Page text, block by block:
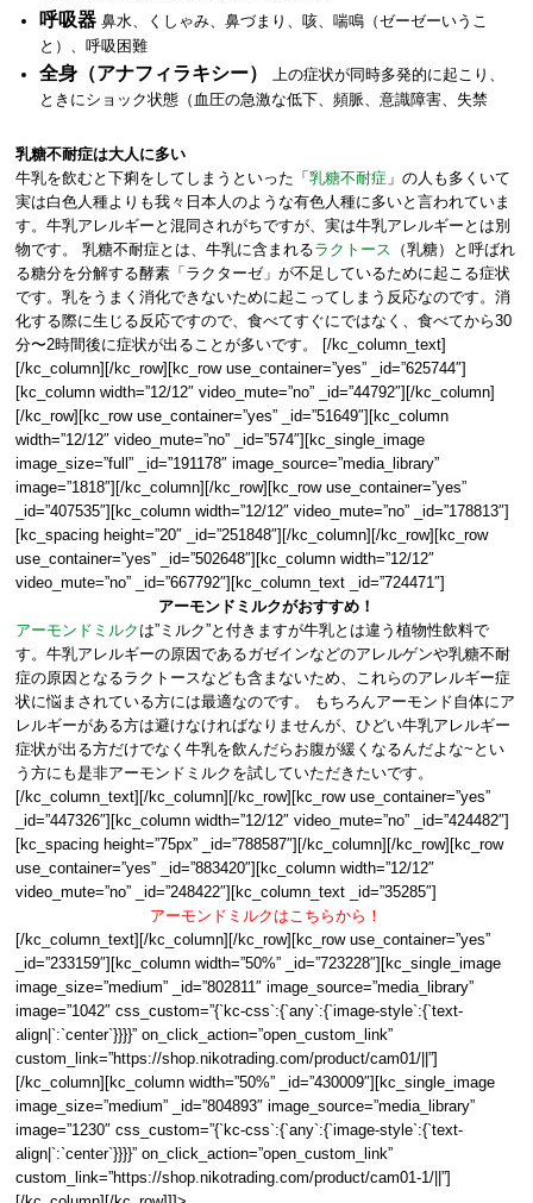
呼吸器鼻水、くしゃみ、鼻づまり、咳、喘鳴（ゼーゼーいうこ
と）、呼吸困難
全身（アナフィラキシー）
上の症状が同時多発的に起こり、
ときにショック状態（血圧の急激な低下、頻脈、意識障害、失禁
乳糖不耐症は大人に多い
牛乳を飲むと下痢をしてしまうといった「乳糖不耐症 」の人も多くいて
実は白色人種よりも我々日本人のような有色人種に多いと言われていま
す。牛乳アレルギーと混同されがちですが、実は牛乳アレルギーとは別
物です。 乳糖不耐症とは、牛乳に含まれるラクトース （乳糖）と呼ばれ
る糖分を分解する酵素「ラクターゼ」が不足しているために起こる症状
です。乳をうまく消化できないために起こってしまう反応なのです。消
化する際に生じる反応ですので、食べてすぐにではなく、食べてから30
分〜2時間後に症状が出ることが多いです。 [/kc_column_text]
[/kc_column][/kc_row][kc_row use_container=”yes” _id=”625744″]
[kc_column width=”12/12″ video_mute=”no” _id=”44792″][/kc_column]
[/kc_row][kc_row use_container=”yes” _id=”51649″][kc_column
width=”12/12″ video_mute=”no” _id=”574″][kc_single_image
image_size=”full” _id=”191178″ image_source=”media_library”
image=”1818″][/kc_column][/kc_row][kc_row use_container=”yes”
_id=”407535″][kc_column width=”12/12″ video_mute=”no” _id=”178813″]
[kc_spacing height=”20″ _id=”251848″][/kc_column][/kc_row][kc_row
use_container=”yes” _id=”502648″][kc_column width=”12/12″
video_mute=”no” _id=”667792″][kc_column_text _id=”724471″]
アーモンドミルクがおすすめ！
アーモンドミルク は”ミルク”と付きますが牛乳とは違う植物性飲料で
す。牛乳アレルギーの原因であるガゼインなどのアレルゲンや乳糖不耐
症の原因となるラクトースなども含まないため、これらのアレルギー症
状に悩まされている方には最適なのです。 もちろんアーモンド自体にア
レルギーがある方は避けなければなりませんが、ひどい牛乳アレルギー
症状が出る方だけでなく牛乳を飲んだらお腹が緩くなるんだよな~とい
う方にも是非アーモンドミルクを試していただきたいです。
[/kc_column_text][/kc_column][/kc_row][kc_row use_container=”yes”
_id=”447326″][kc_column width=”12/12″ video_mute=”no” _id=”424482″]
[kc_spacing height=”75px” _id=”788587″][/kc_column][/kc_row][kc_row
use_container=”yes” _id=”883420″][kc_column width=”12/12″
video_mute=”no” _id=”248422″][kc_column_text _id=”35285″]
アーモンドミルクはこちらから！
[/kc_column_text][/kc_column][/kc_row][kc_row use_container=”yes”
_id=”233159″][kc_column width=”50%” _id=”723228″][kc_single_image
image_size=”medium” _id=”802811″ image_source=”media_library”
image=”1042″ css_custom=”{`kc-css`:{`any`:{`image-style`:{`text-
align|`:`center`}}}}” on_click_action=”open_custom_link”
custom_link=”https://shop.nikotrading.com/product/cam01/||”]
[/kc_column][kc_column width=”50%” _id=”430009″][kc_single_image
image_size=”medium” _id=”804893″ image_source=”media_library”
image=”1230″ css_custom=”{`kc-css`:{`any`:{`image-style`:{`text-
align|`:`center`}}}}” on_click_action=”open_custom_link”
custom_link=”https://shop.nikotrading.com/product/cam01-1/||”]